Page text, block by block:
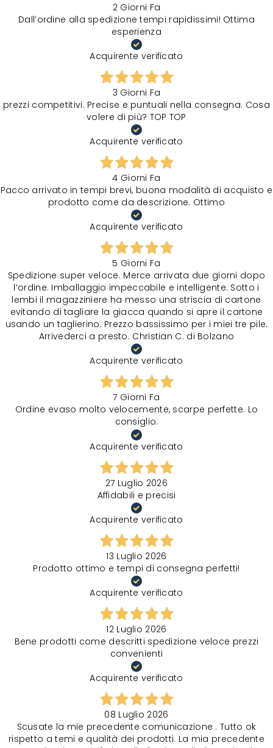
2 Giorni Fa
Dall’ordine alla spedizione tempi rapidissimi! Ottima
esperienza
Acquirente verificato
3 Giorni Fa
prezzi competitivi. Precise e puntuali nella consegna. Cosa
volere di più? TOP TOP
Acquirente verificato
4 Giorni Fa
Pacco arrivato in tempi brevi, buona modalità di acquisto e
prodotto come da descrizione. Ottimo
Acquirente verificato
5 Giorni Fa
Spedizione super veloce. Merce arrivata due giorni dopo
l‘ordine. Imballaggio impeccabile e intelligente. Sotto i
lembi il magazziniere ha messo una striscia di cartone
evitando di tagliare la giacca quando si apre il cartone
usando un taglierino. Prezzo bassissimo per i miei tre pile.
Arrivederci a presto. Christian C. di Bolzano
Acquirente verificato
7 Giorni Fa
Ordine evaso molto velocemente, scarpe perfette. Lo
consiglio.
Acquirente verificato
27 Luglio 2026
Affidabili e precisi
Acquirente verificato
13 Luglio 2026
Prodotto ottimo e tempi di consegna perfetti!
Acquirente verificato
12 Luglio 2026
Bene prodotti come descritti spedizione veloce prezzi
convenienti
Acquirente verificato
08 Luglio 2026
Scusate la mie precedente comunicazione . Tutto ok
rispetto a temi e qualità dei prodotti. La mia precedente